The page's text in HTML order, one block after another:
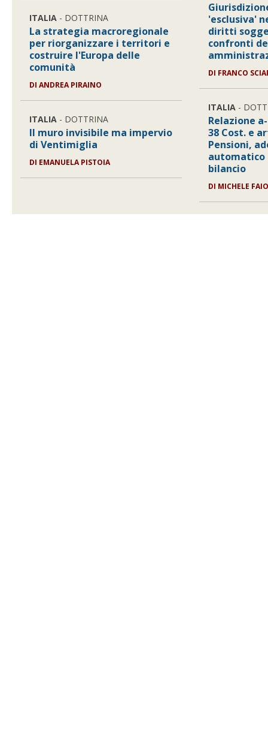
ITALIA - DOTTRINA
La strategia macroregionale
per riorganizzare i territori e
costruire l'Europa delle
comunità
DIANDREA PIRAINO
ITALIA - DOTTRINA
Il muro invisibile ma impervio
di Ventimiglia
DI EMANUELA PISTOIA
'esclusiva'
diritti
confronti
DI FRANCO
ITALIA -
Relazione
38 Cost. e
Pensioni,
automatico
bilancio
DI MICHELE